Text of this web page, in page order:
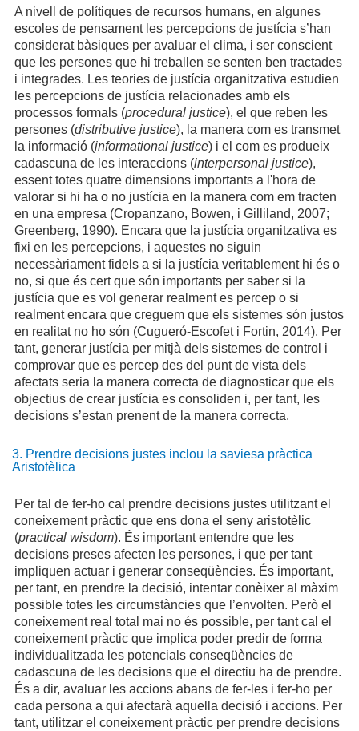
A nivell de polítiques de recursos humans, en algunes
escoles de pensament les percepcions de justícia s’han
considerat bàsiques per avaluar el clima, i ser conscient
que les persones que hi treballen se senten ben tractades
i integrades. Les teories de justícia organitzativa estudien
les percepcions de justícia relacionades amb els
processos formals (procedural justice), el que reben les
persones (distributive justice), la manera com es transmet
la informació (informational justice) i el com es produeix
cadascuna de les interaccions (interpersonal justice),
essent totes quatre dimensions importants a l'hora de
valorar si hi ha o no justícia en la manera com em tracten
en una empresa (Cropanzano, Bowen, i Gilliland, 2007;
Greenberg, 1990). Encara que la justícia organitzativa es
fixi en les percepcions, i aquestes no siguin
necessàriament fidels a si la justícia veritablement hi és o
no, si que és cert que són importants per saber si la
justícia que es vol generar realment es percep o si
realment encara que creguem que els sistemes són justos
en realitat no ho són (Cugueró-Escofet i Fortin, 2014). Per
tant, generar justícia per mitjà dels sistemes de control i
comprovar que es percep des del punt de vista dels
afectats seria la manera correcta de diagnosticar que els
objectius de crear justícia es consoliden i, per tant, les
decisions s’estan prenent de la manera correcta.
3. Prendre decisions justes inclou la saviesa pràctica
Aristotèlica
Per tal de fer-ho cal prendre decisions justes utilitzant el
coneixement pràctic que ens dona el seny aristotèlic
(practical wisdom). És important entendre que les
decisions preses afecten les persones, i que per tant
impliquen actuar i generar conseqüències. És important,
per tant, en prendre la decisió, intentar conèixer al màxim
possible totes les circumstàncies que l’envolten. Però el
coneixement real total mai no és possible, per tant cal el
coneixement pràctic que implica poder predir de forma
individualitzada les potencials conseqüències de
cadascuna de les decisions que el directiu ha de prendre.
És a dir, avaluar les accions abans de fer-les i fer-ho per
cada persona a qui afectarà aquella decisió i accions. Per
tant, utilitzar el coneixement pràctic per prendre decisions